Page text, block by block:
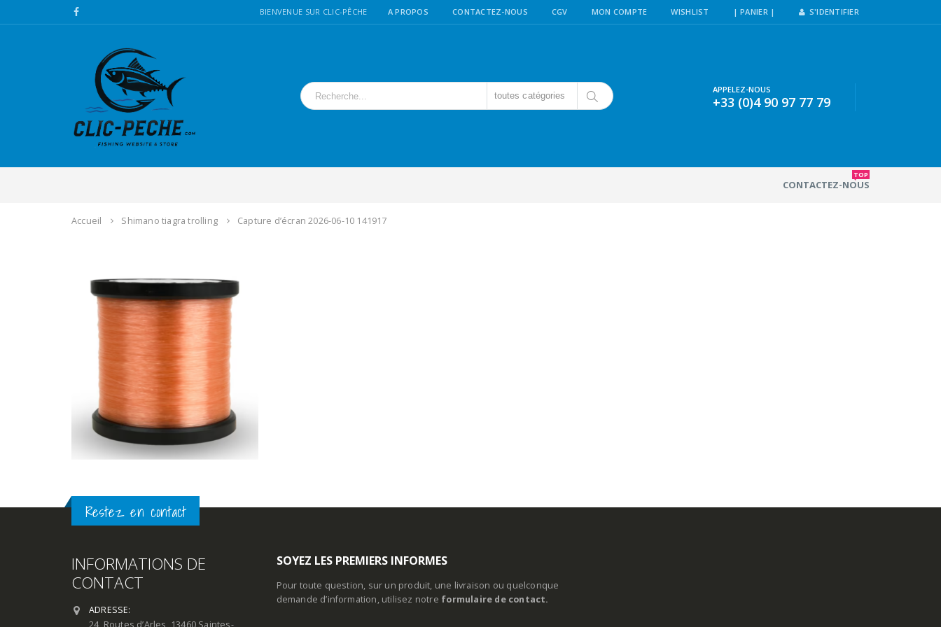
BIENVENUE SUR CLIC-PÊCHE A PROPOS CONTACTEZ-NOUS CGV MON COMPTE WISHLIST | PANIER | S'IDENTIFIER
toutes catégories
APPELEZ-NOUS
+33 (0)4 90 97 77 79
CONTACTEZ-NOUS
TOP
Accueil Shimano tiagra trolling Capture d’écran 2026-06-10 141917
Restez en contact
INFORMATIONS DE
CONTACT
ADRESSE:
24, Routes d’Arles, 13460 Saintes-
SOYEZ LES PREMIERS INFORMES
Pour toute question, sur un produit, une livraison ou quelconque
demande d’information, utilisez notre formulaire de contact.